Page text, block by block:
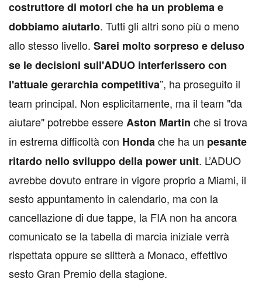
costruttore di motori che ha un problema e
dobbiamo aiutarlo. Tutti gli altri sono più o meno
allo stesso livello. Sarei molto sorpreso e deluso
se le decisioni sull'ADUO interferissero con
l'attuale gerarchia competitiva”, ha proseguito il
team principal. Non esplicitamente, ma il team "da
aiutare" potrebbe essereAston Martin che si trova
in estrema difficoltà con Hondache ha un pesante
ritardo nello sviluppo della power unit. L’ADUO
avrebbe dovuto entrare in vigore proprio a Miami, il
sesto appuntamento in calendario, ma con la
cancellazione di due tappe, la FIA non ha ancora
comunicato se la tabella di marcia iniziale verrà
rispettata oppure se slitterà a Monaco, effettivo
sesto Gran Premio della stagione.